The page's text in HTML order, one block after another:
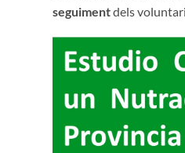
seguimentdels